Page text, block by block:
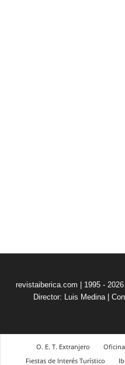
revistaiberica.com | 1995 -
Director: Luis Medina |
O. E. T. Extranjero
Fiestas de Interés Turístico